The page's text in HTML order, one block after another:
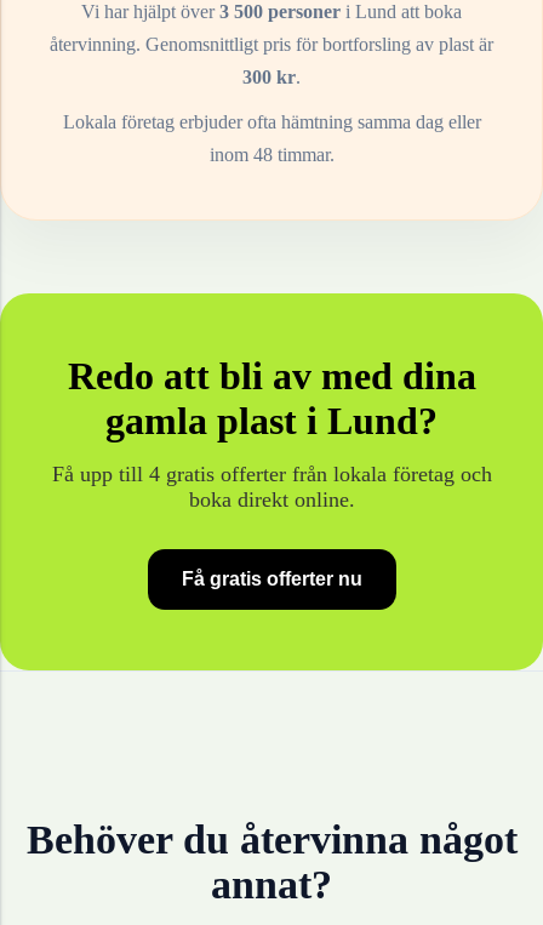
Vi har hjälpt över3 500 personer i Lund att boka
återvinning. Genomsnittligt pris för bortforsling av plast är
300 kr.
Lokala företag erbjuder ofta hämtning samma dag eller
inom 48 timmar.
Redo att bli av med dina
gamla plast i Lund?
Få upp till 4 gratis offerter från lokala företag och
boka direkt online.
Få gratis offerter nu
Behöver du återvinna något
annat?